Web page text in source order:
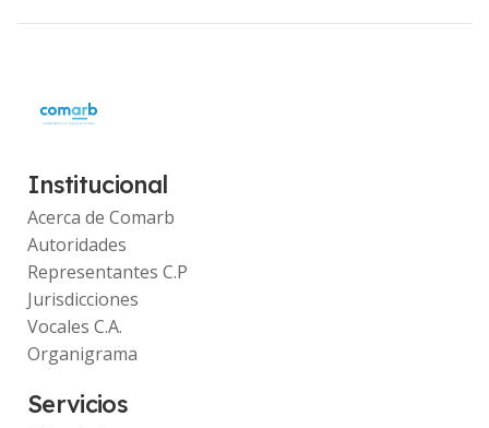
Institucional
Acerca de Comarb
Autoridades
Representantes C.P
Jurisdicciones
Vocales C.A.
Organigrama
Servicios